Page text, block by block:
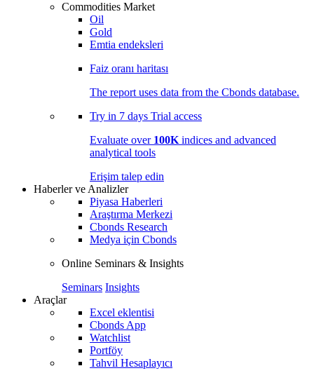
Commodities Market
Oil
Gold
Emtia endeksleri
Faiz oranı haritası
The report uses data from the Cbonds database.
Try in 7 days Trial access
Evaluate over 100K indices and advanced
analytical tools
Erişim talep edin
Haberler ve Analizler
Piyasa Haberleri
Araştırma Merkezi
Cbonds Research
Medya için Cbonds
Online Seminars & Insights
Seminars Insights
Araçlar
Excel eklentisi
Cbonds App
Watchlist
Portföy
Tahvil Hesaplayıcı